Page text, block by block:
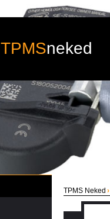
TPMSneked
TPMS Neked ›